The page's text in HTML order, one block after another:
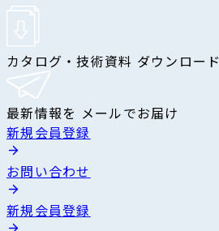
カタログ・技術資料 ダウンロード
最新情報を メールでお届け
新規会員登録
お問い合わせ
新規会員登録